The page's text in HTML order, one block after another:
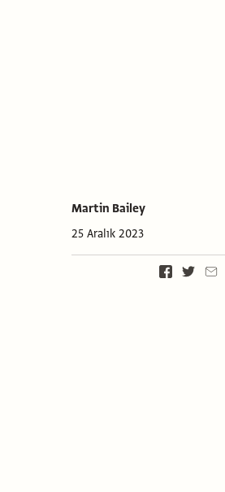
Martin Bailey
25 Aralık 2023